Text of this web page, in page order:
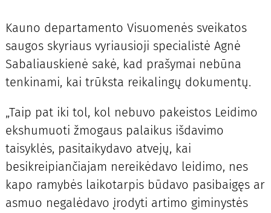
Kauno departamento Visuomenės sveikatos
saugos skyriaus vyriausioji specialistė Agnė
Sabaliauskienė sakė, kad prašymai nebūna
tenkinami, kai trūksta reikalingų dokumentų.
„Taip pat iki tol, kol nebuvo pakeistos Leidimo
ekshumuoti žmogaus palaikus išdavimo
taisyklės, pasitaikydavo atvejų, kai
besikreipiančiajam nereikėdavo leidimo, nes
kapo ramybės laikotarpis būdavo pasibaigęs ar
asmuo negalėdavo įrodyti artimo giminystės